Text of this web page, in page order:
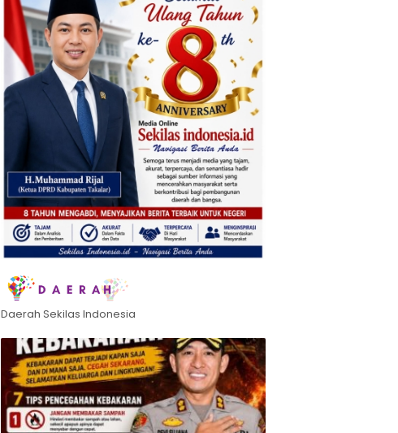
Daerah Sekilas Indonesia